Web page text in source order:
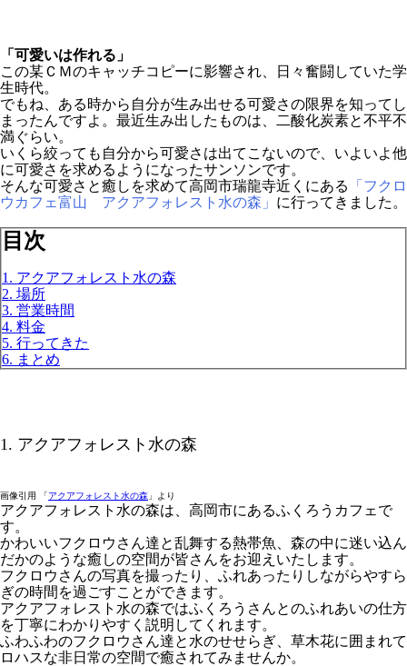
「可愛いは作れる」
この某ＣＭのキャッチコピーに影響され、日々奮闘していた学
生時代。
でもね、ある時から自分が生み出せる可愛さの限界を知ってし
まったんですよ。最近生み出したものは、二酸化炭素と不平不
満ぐらい。
いくら絞っても自分から可愛さは出てこないので、いよいよ他
に可愛さを求めるようになったサンソンです。
そんな可愛さと癒しを求めて高岡市瑞龍寺近くにある
「フクロ
ウカフェ富山 アクアフォレスト水の森」 に行ってきました。
目次
1. アクアフォレスト水の森
2. 場所
3. 営業時間
4. 料金
5. 行ってきた
6. まとめ
1. アクアフォレスト水の森
画像引用 「アクアフォレスト水の森 」より
アクアフォレスト水の森は、高岡市にあるふくろうカフェで
す。
かわいいフクロウさん達と乱舞する熱帯魚、森の中に迷い込ん
だかのような癒しの空間が皆さんをお迎えいたします。
フクロウさんの写真を撮ったり、ふれあったりしながらやすら
ぎの時間を過ごすことができます。
アクアフォレスト水の森ではふくろうさんとのふれあいの仕方
を丁寧にわかりやすく説明してくれます。
ふわふわのフクロウさん達と水のせせらぎ、草木花に囲まれて​
ロハスな非日常の空間で癒されてみませんか。